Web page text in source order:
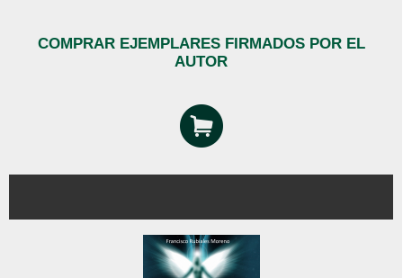
COMPRAR EJEMPLARES FIRMADOS POR EL
AUTOR